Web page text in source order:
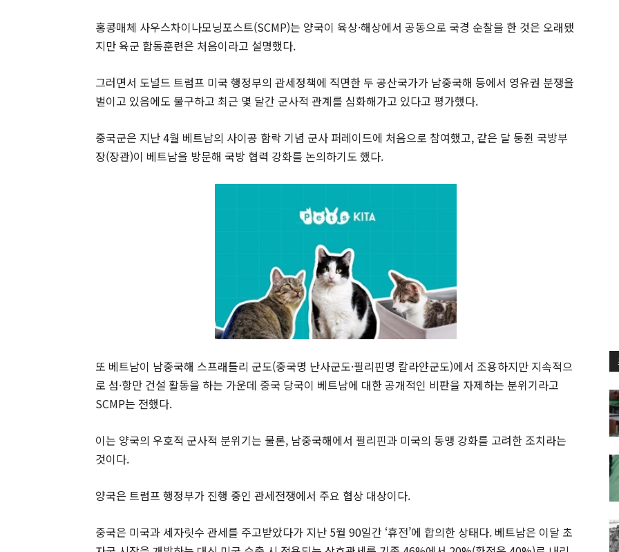
홍콩매체 사우스차이나모닝포스트(SCMP)는 양국이 육상·해상에서 공동으로 국경 순찰을 한 것은 오래됐
지만 육군 합동훈련은 처음이라고 설명했다.
그러면서 도널드 트럼프 미국 행정부의 관세정책에 직면한 두 공산국가가 남중국해 등에서 영유권 분쟁을
벌이고 있음에도 불구하고 최근 몇 달간 군사적 관계를 심화해가고 있다고 평가했다.
중국군은 지난 4월 베트남의 사이공 함락 기념 군사 퍼레이드에 처음으로 참여했고, 같은 달 둥쥔 국방부
장(장관)이 베트남을 방문해 국방 협력 강화를 논의하기도 했다.
또 베트남이 남중국해 스프래틀리 군도(중국명 난사군도·필리핀명 칼라얀군도)에서 조용하지만 지속적으
로 섬·항만 건설 활동을 하는 가운데 중국 당국이 베트남에 대한 공개적인 비판을 자제하는 분위기라고
SCMP는 전했다.
이는 양국의 우호적 군사적 분위기는 물론, 남중국해에서 필리핀과 미국의 동맹 강화를 고려한 조치라는
것이다.
양국은 트럼프 행정부가 진행 중인 관세전쟁에서 주요 협상 대상이다.
중국은 미국과 세자릿수 관세를 주고받았다가 지난 5월 90일간 ‘휴전’에 합의한 상태다. 베트남은 이달 초